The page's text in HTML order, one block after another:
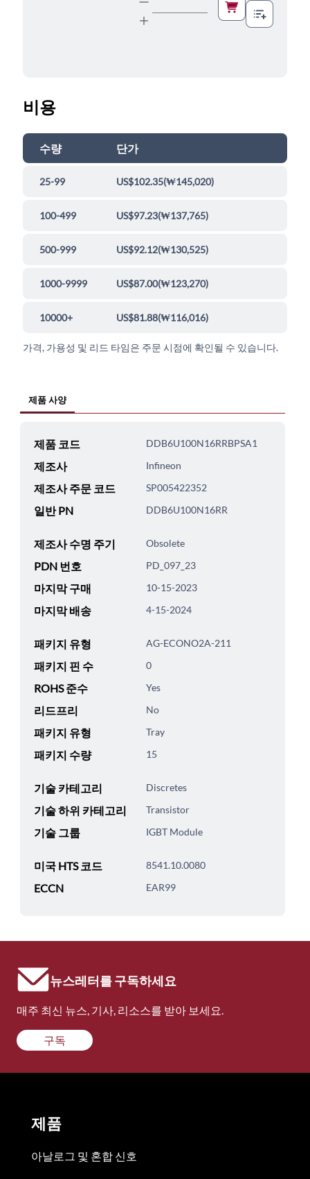
비용
수량 단가
25-99 US$102.35(₩145,020)
100-499 US$97.23(₩137,765)
500-999 US$92.12(₩130,525)
1000-9999 US$87.00(₩123,270)
10000+ US$81.88(₩116,016)
가격, 가용성 및 리드 타임은 주문 시점에 확인될 수 있습니다.
제품 사양
제품 코드 DDB6U100N16RRBPSA1
제조사 Infineon
제조사 주문 코드 SP005422352
일반 PN DDB6U100N16RR
제조사 수명 주기 Obsolete
PDN 번호 PD_097_23
마지막 구매 10-15-2023
마지막 배송 4-15-2024
패키지 유형 AG-ECONO2A-211
패키지 핀 수 0
ROHS 준수 Yes
리드프리 No
패키지 유형 Tray
패키지 수량 15
기술 카테고리 Discretes
기술 하위 카테고리 Transistor
기술 그룹 IGBT Module
미국 HTS 코드 8541.10.0080
ECCN EAR99
뉴스레터를 구독하세요
매주 최신 뉴스, 기사, 리소스를 받아 보세요.
구독
제품
아날로그 및 혼합 신호